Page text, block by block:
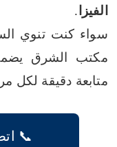
الفيزا .
سواء كنت تنوي
مكتب الشرق
متابعة دقيقة لكل
📞 اتصل